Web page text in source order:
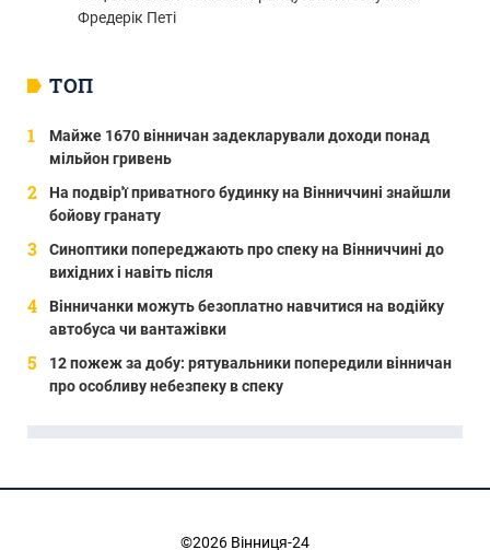
ТОП
Майже 1670 вінничан задекларували доходи понад
мільйон гривень
На подвір'ї приватного будинку на Вінниччині знайшли
бойову гранату
Синоптики попереджають про спеку на Вінниччині до
вихідних і навіть після
Вінничанки можуть безоплатно навчитися на водійку
автобуса чи вантажівки
12 пожеж за добу: рятувальники попередили вінничан
про особливу небезпеку в спеку
Фредерік Петі
©2026 Вінниця-24